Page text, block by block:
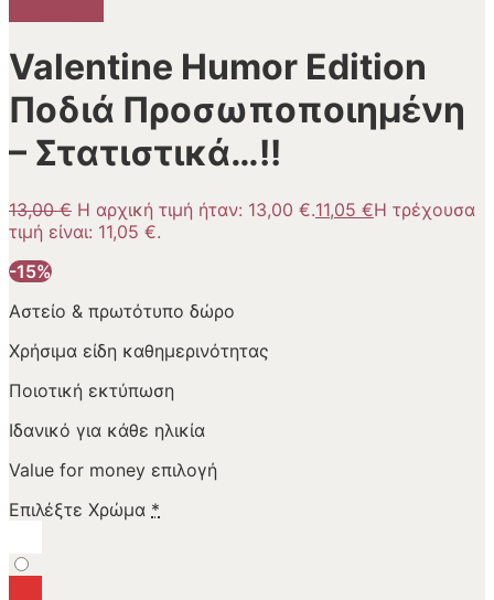
Valentine Humor Edition
Ποδιά Προσωποποιημένη
– Στατιστικά…!!
13,00€ Η αρχική τιμή ήταν: 13,00 €.11,05 €Η τρέχουσα
τιμή είναι: 11,05 €.
-15%
Αστείο & πρωτότυπο δώρο
Χρήσιμα είδη καθημερινότητας
Ποιοτική εκτύπωση
Ιδανικό για κάθε ηλικία
Value for money επιλογή
Επιλέξτε Χρώμα *